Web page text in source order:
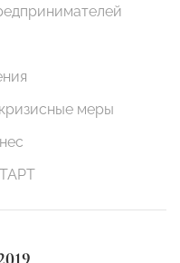
меры